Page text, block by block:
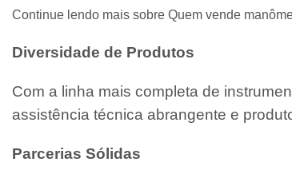
Continue lendo mais sobre Quem vende
Diversidade de Produtos
Com a linha mais completa de
assistência técnica abrangente e
Parcerias Sólidas